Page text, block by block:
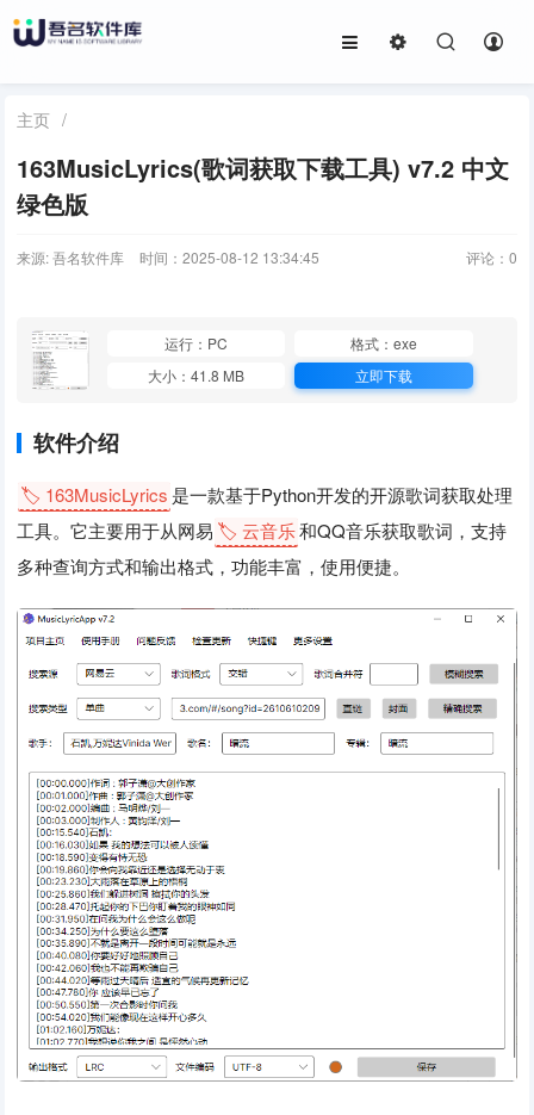
主页 /
163MusicLyrics(歌词获取下载工具) v7.2 中文
绿色版
来源: 吾名软件库 时间：2025-08-12 13:34:45 评论： 0
运行：PC
格式：exe
大小：41.8 MB
立即下载
软件介绍
🏷️ 163MusicLyrics 是一款基于Python开发的开源歌词获取处理
工具。它主要用于从网易 🏷️ 云音乐和QQ音乐获取歌词，支持
多种查询方式和输出格式，功能丰富，使用便捷。